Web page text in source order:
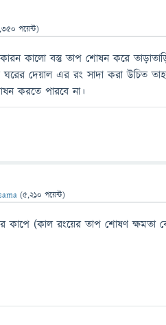
পয়েন্ট)
কারন কালো বস্তু তাপ শোষন করে
দেয়াল এর রং সাদা করা উচিত
করতে পারবে না।
(5,210 পয়েন্ট)
কাপে (কাল রংয়ের তাপ শোষণ ক্ষমতা